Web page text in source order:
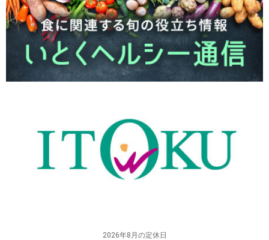
2026年8月の定休日